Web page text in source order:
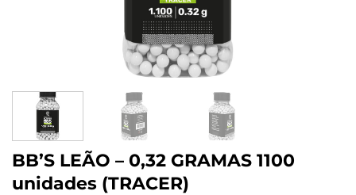
BB’S LEÃO – 0,32 GRAMAS 1100
unidades (TRACER)